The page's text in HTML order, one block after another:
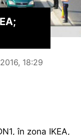
18:29
în zona IKEA,